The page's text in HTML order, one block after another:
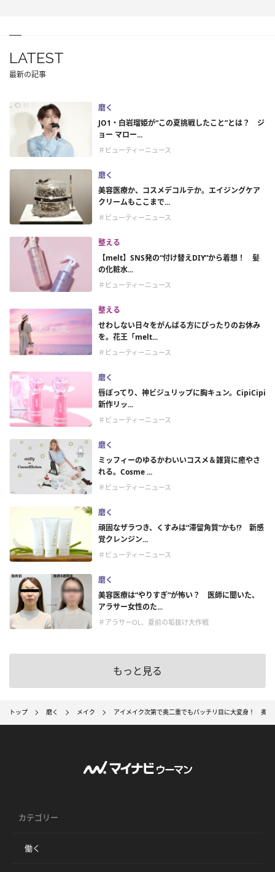
LATEST
最新の記事
磨く
JO1・白岩瑠姫が“この夏挑戦したこと”とは？ ジ
ョー マロー...
＃ビューティーニュース
磨く
美容医療か、コスメデコルテか。エイジングケア
クリームもここまで...
＃ビューティーニュース
整える
【melt】SNS発の“付け替えDIY”から着想！ 髪
の化粧水...
＃ビューティーニュース
整える
せわしない日々をがんばる方にぴったりのお休み
を。花王「melt...
＃ビューティーニュース
磨く
唇ぽってり、神ビジュリップに胸キュン。CipiCipi
新作リッ...
＃ビューティーニュース
磨く
ミッフィーのゆるかわいいコスメ＆雑貨に癒やさ
れる。Cosme ...
＃ビューティーニュース
磨く
頑固なザラつき、くすみは“滞留角質”かも!? 新感
覚クレンジン...
＃ビューティーニュース
磨く
美容医療は“やりすぎ”が怖い？ 医師に聞いた、
アラサー女性のた...
＃アラサーOL、夏前の垢抜け大作戦
もっと見る
トップ 磨く メイク アイメイク次第で奥二重でもパッチリ目に大変身！ 奥二
カテゴリー
働く